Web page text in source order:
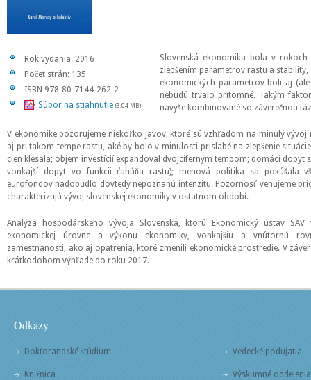
Rok vydania: 2016
Počet strán: 135
ISBN 978-80-7144-262-2
Súbor na stiahnutie (3,04 MB)
Slovenská ekonomika bola v
zlepšením parametrov rastu a
ekonomických parametrov boli aj
nebudú trvalo prítomné. Takým
navyše kombinované so záverečnou
V ekonomike pozorujeme niekoľko javov, ktoré sú vzhľadom na minulý vývoj
aj pri takom tempe rastu, aké by bolo v minulosti prislabé na zlepšenie
cien klesala; objem investícií expandoval dvojciferným tempom; domáci
vonkajší dopyt vo funkcii ťahúňa rastu); menová politika sa pokúšala
eurofondov nadobudlo dovtedy nepoznanú intenzitu. Pozornosť venujeme
charakterizujú vývoj slovenskej ekonomiky v ostatnom období.
Analýza hospodárskeho vývoja Slovenska, ktorú Ekonomický ústav
ekonomickej úrovne a výkonu ekonomiky, vonkajšiu a vnútornú
zamestnanosti, ako aj opatrenia, ktoré zmenili ekonomické prostredie. V
krátkodobom výhľade do roku 2017.
Odkazy
Doktorandské štúdium
Knižnica
Vedecké podujatia
Výskumné oddelenia